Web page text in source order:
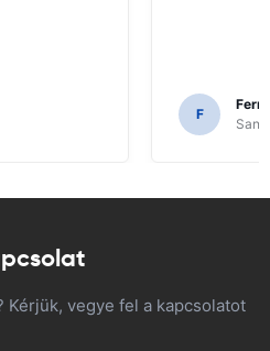
F
Kérjük, vegye fel a kapcsolatot